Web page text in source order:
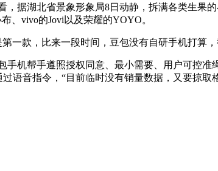
据湖北省景象形象局8日动静，拆满各类生果
、vivo的Jovi以及荣耀的YOYO。
款，比来一段时间，豆包没有自研手机打算，
帮手遵照授权同意、最小需要、用户可控准
语音指令，“目前临时没有销量数据，又要掠取